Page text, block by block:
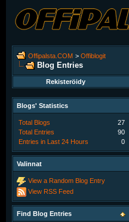
Offipalsta.COM > Offiblogit
Blog Entries
Rekisteröidy
Blogs' Statistics
Total Blogs
27
Total Entries
90
Entries in Last 24 Hours
0
Valinnat
View a Random Blog Entry
View RSS Feed
Find Blog Entries